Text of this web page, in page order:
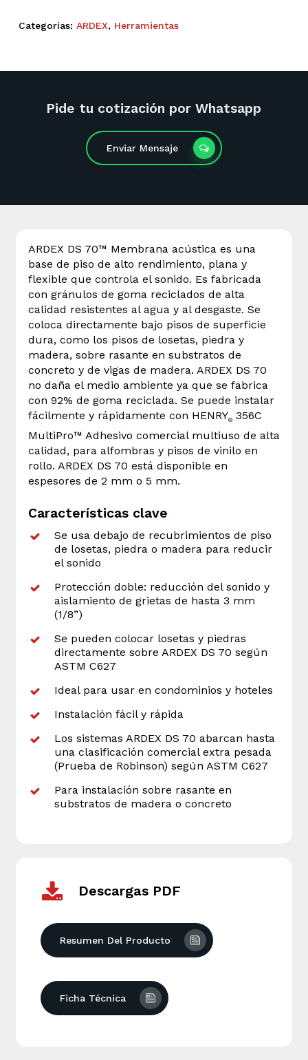
Categorías: ARDEX, Herramientas
Pide tu cotización por Whatsapp
Enviar Mensaje
ARDEX DS 70™ Membrana acústica es una
base de piso de alto rendimiento, plana y
flexible que controla el sonido. Es fabricada
con gránulos de goma reciclados de alta
calidad resistentes al agua y al desgaste. Se
coloca directamente bajo pisos de superficie
dura, como los pisos de losetas, piedra y
madera, sobre rasante en substratos de
concreto y de vigas de madera. ARDEX DS 70
no daña el medio ambiente ya que se fabrica
con 92% de goma reciclada. Se puede instalar
fácilmente y rápidamente con HENRY®356C
MultiPro™ Adhesivo comercial multiuso de alta
calidad, para alfombras y pisos de vinilo en
rollo. ARDEX DS 70 está disponible en
espesores de 2 mm o 5 mm.
Características clave
Se usa debajo de recubrimientos de piso
de losetas, piedra o madera para reducir
el sonido
Protección doble: reducción del sonido y
aislamiento de grietas de hasta 3 mm
(1/8”)
Se pueden colocar losetas y piedras
directamente sobre ARDEX DS 70 según
ASTM C627
Ideal para usar en condominios y hoteles
Instalación fácil y rápida
Los sistemas ARDEX DS 70 abarcan hasta
una clasificación comercial extra pesada
(Prueba de Robinson) según ASTM C627
Para instalación sobre rasante en
substratos de madera o concreto
Descargas PDF
Resumen Del Producto
Ficha Técnica